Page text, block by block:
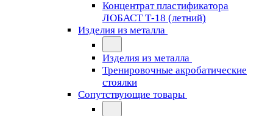
Концентрат пластификатора
ЛОБАСТ Т-18 (летний)
Изделия из металла
Изделия из металла
Тренировочные акробатические
стоялки
Сопутствующие товары